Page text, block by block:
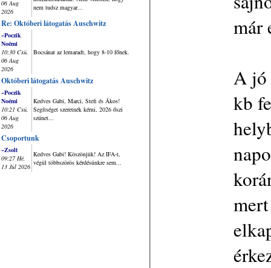
06 Aug
2026
nem tudsz magyar...
Re: Októberi látogatás Auschwitz
~Poczik
Noémi
10:30 Csü,
06 Aug
2026
Bocsánat az lemaradt, hogy 8-10 főnek.
Októberi látogatás Auschwitz
~Poczik
Noémi
10:21 Csü,
06 Aug
2026
Kedves Gabi, Marci, Stefi és Ákos!
Segítséget szeretnék kérni, 2026 őszi
szünet...
Csoportunk
~Zsolt
09:27 Hé,
13 Júl 2026
Kedves Gabi! Köszönjük! Az IFA-t,
végül többszörös kérdésünkre sem...
már
A jó
kb